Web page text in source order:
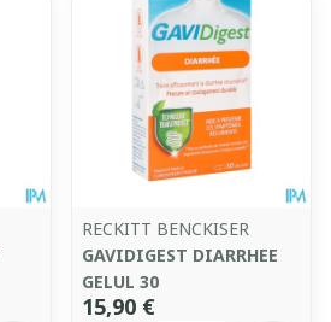
RECKITT BENCKISER
GAVIDIGEST DIARRHEE
GELUL 30
15,90 €